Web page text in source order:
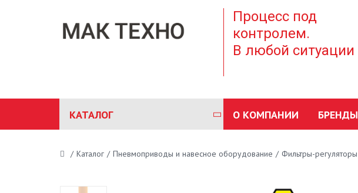
Процесс под
контролем.
В любой ситуации
КАТАЛОГ О КОМПАНИИ БРЕНДЫ
/ Каталог / Пневмоприводы и навесное оборудование / Фильтры-